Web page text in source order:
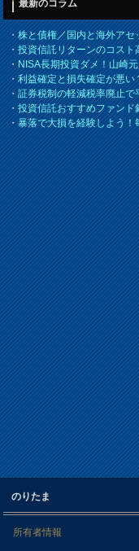
最新のコラム
・株と債権／国内と海外ア
・投資信託リターンのコス
・NISA長期投資ダメ！山崎
・利益確定と損失確定が悪い
・証券税制の軽減税率廃止
・投資信託おすすめファン
・暴落で大損を経験しよう
のりたま
所有者情報